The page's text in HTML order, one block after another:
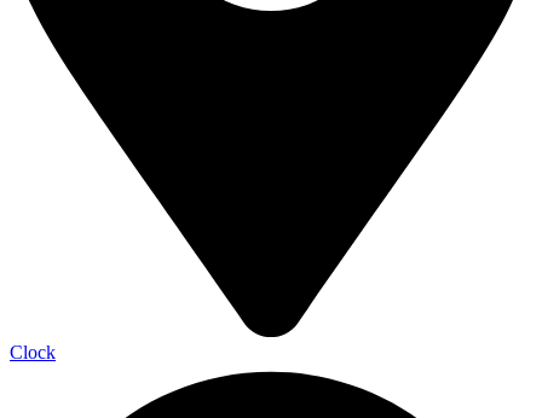
Clock